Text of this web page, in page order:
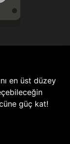
en üst düzey
güç kat!